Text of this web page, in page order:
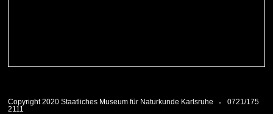
Copyright 2020 Staatliches Museum für Naturkunde Karlsruhe
0721/175
2111